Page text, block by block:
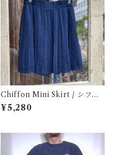
Chiffon Mini Skirt / シフォ
ン ミニ プリーツ スカート 古
着
¥5,280